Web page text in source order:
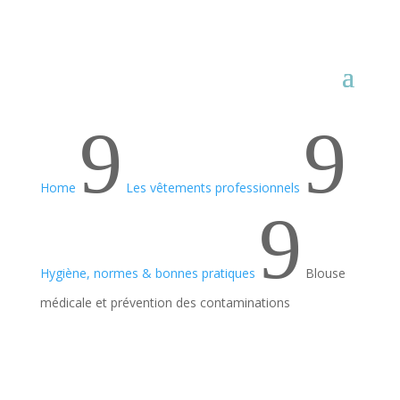
Home 9 Les vêtements professionnels 9
Hygiène, normes & bonnes pratiques 9 Blouse
médicale et prévention des contaminations